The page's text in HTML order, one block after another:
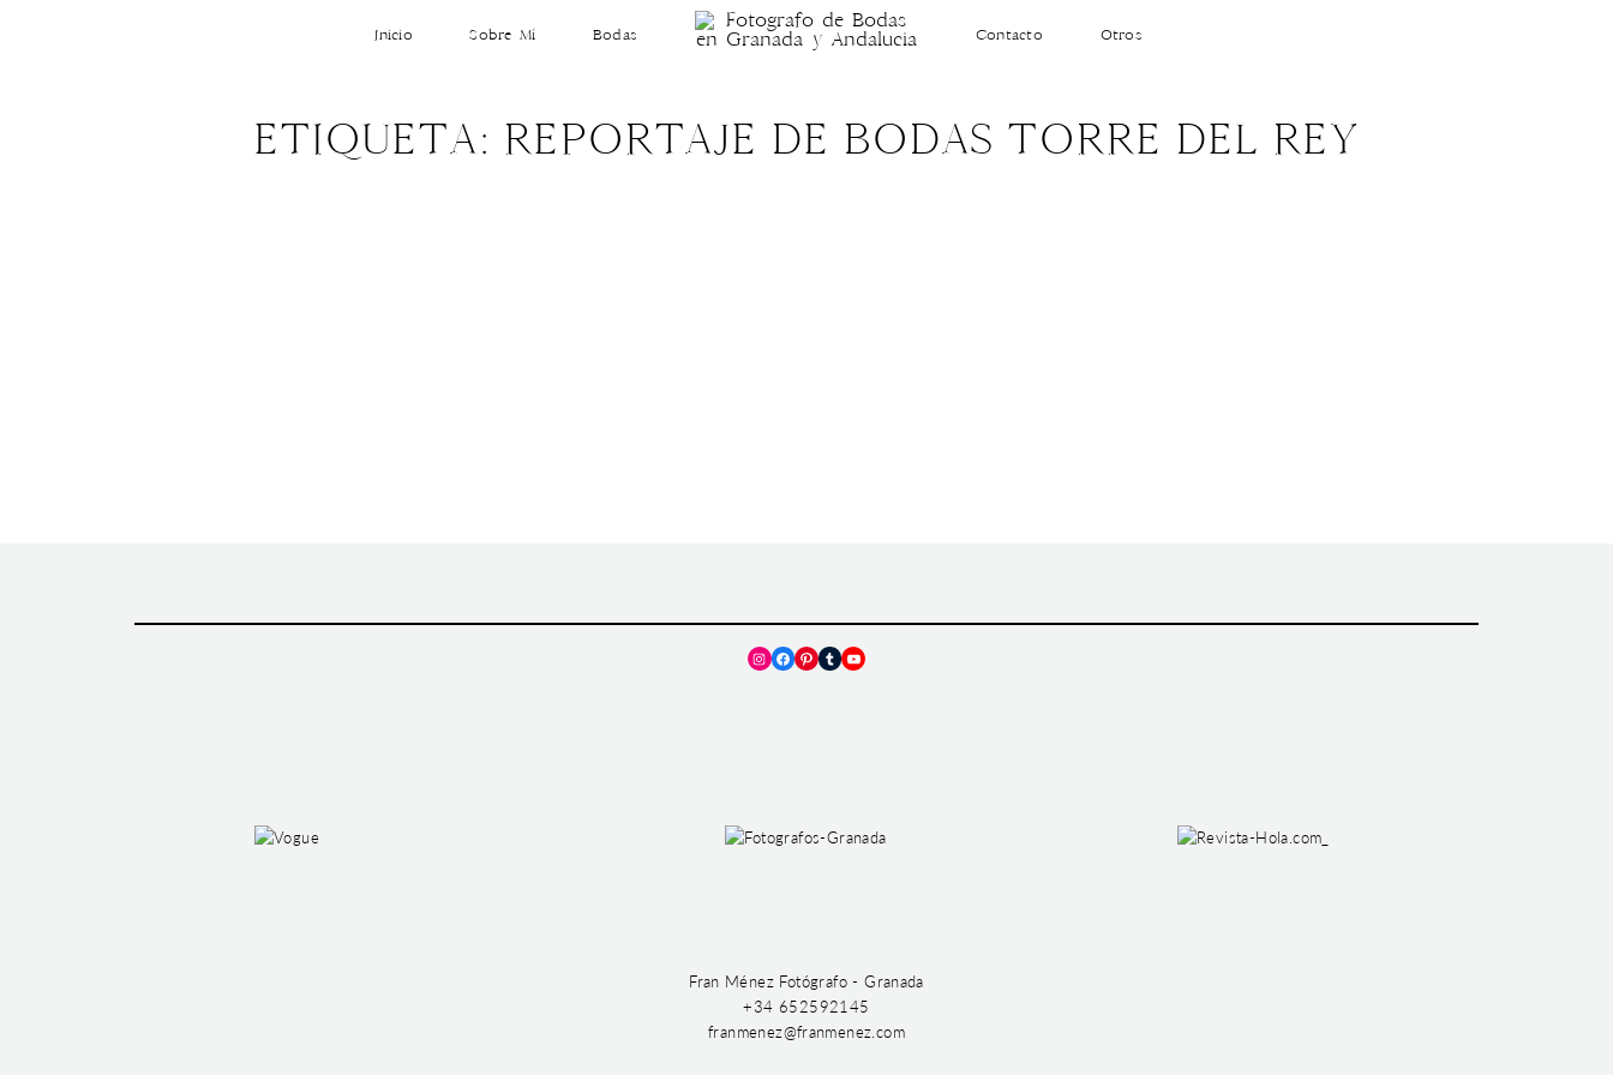
Inicio Sobre Mí Bodas Contacto Otros
ETIQUETA: REPORTAJE DE BODAS TORRE DEL REY
Instagram
Facebook
Pinterest
TumblrYouTube
Fran Ménez Fotógrafo - Granada
+34 652592145
franmenez@franmenez.com